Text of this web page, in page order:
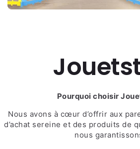
Pourquoi choisir
Nous avons à cœur d’offrir aux
d’achat sereine et des produits de
nous